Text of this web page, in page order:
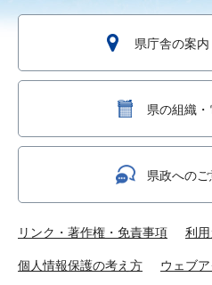
県庁舎の案
県の組織
県政への
リンク・著作権・免責事項 利
個人情報保護の考え方 ウェブ